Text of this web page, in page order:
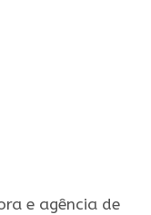
e agência de